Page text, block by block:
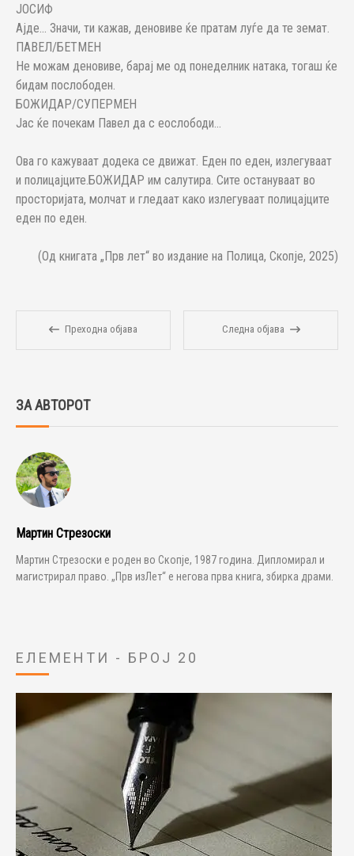
ЈОСИФ
Ајде... Значи, ти кажав, деновиве ќе пратам луѓе да те земат.
ПАВЕЛ/БЕТМЕН
Не можам деновиве, барај ме од понеделник натака, тогаш ќе
бидам послободен.
БОЖИДАР/СУПЕРМЕН
Јас ќе почекам Павел да с еослободи...
Ова го кажуваат додека се движат. Еден по еден, излегуваат
и полицајците.БОЖИДАР им салутира. Сите остануваат во
просторијата, молчат и гледаат како излегуваат полицајците
еден по еден.
(Од книгата „Прв лет“ во издание на Полица, Скопје, 2025)
Преходна објава Следна објава
ЗА АВТОРОТ
Мартин Стрезоски
Мартин Стрезоски е роден во Скопје, 1987 година. Дипломирал и
магистрирал право. „Прв изЛет“ е негова прва книга, збирка драми.
ЕЛЕМЕНТИ - БРОЈ 20